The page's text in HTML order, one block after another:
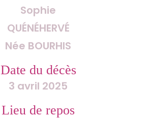
Sophie
QUÉNÉHERVÉ
Née BOURHIS
Date du décès
3 avril 2025
Lieu de repos